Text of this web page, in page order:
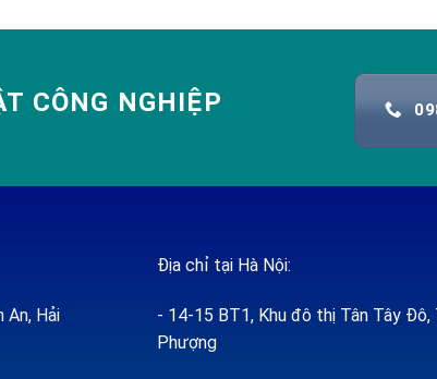
CÔNG NGHIỆP
An, Hải
Địa chỉ tại Hà Nội:
- 14-15 BT1, Khu đô thị Tân Tây Đô,
Phượng